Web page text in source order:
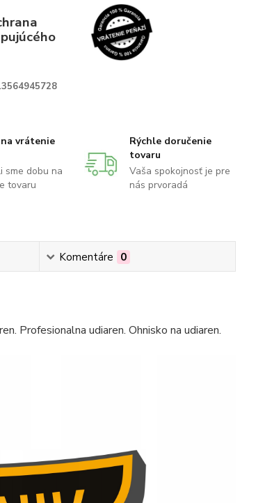
vrátenie
sme dobu na
tovaru
Rýchle doručenie
tovaru
Vaša spokojnosť je pre
nás prvoradá
Komentáre 0
Profesionalna udiaren. Ohnisko na udiaren.